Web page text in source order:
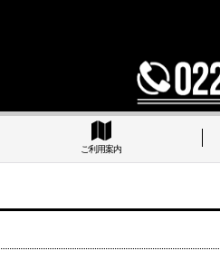
ご利用案内